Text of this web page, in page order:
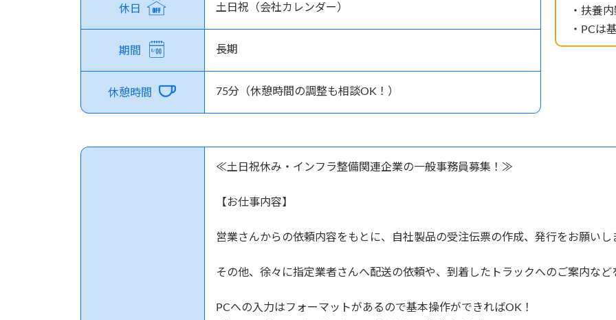
・扶養
・PCは
休日 土日祝（会社カレンダー）
期間 長期
休憩時間 75分（休憩時間の調整も相談OK！）
≪土日祝休み・インフラ整備関連企業の一般事務員募集！≫
【お仕事内容】
営業さんからの依頼内容をもとに、自社製品の受注伝票の作成、発行をお願いし
その他、徐々に指定業者さんへ配送の依頼や、到着したトラックへのご案内など
PCへの入力はフォーマットがあるので基本操作ができればOK！